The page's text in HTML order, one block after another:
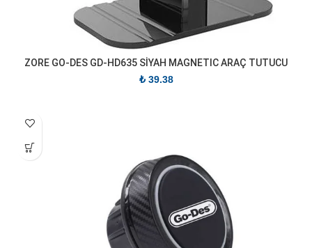
ZORE GO-DES GD-HD635 SİYAH MAGNETIC ARAÇ TUTUCU
₺39.38